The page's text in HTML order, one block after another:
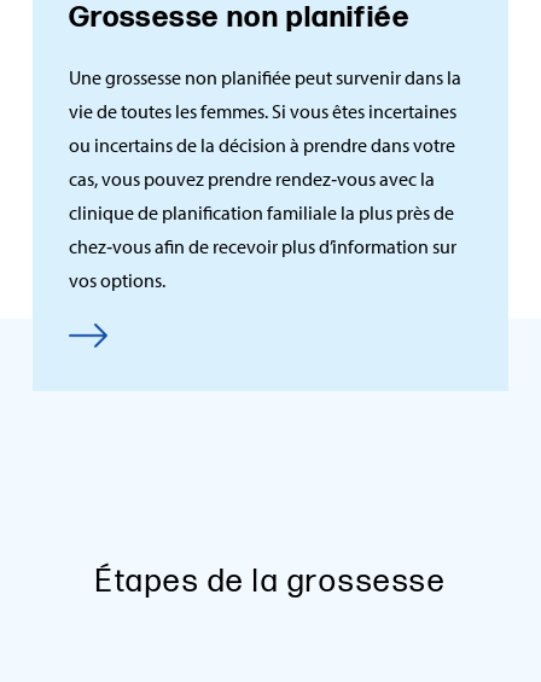
Grossesse non planifiée
Une grossesse non planifiée peut survenir dans la
vie de toutes les femmes. Si vous êtes incertaines
ou incertains de la décision à prendre dans votre
cas, vous pouvez prendre rendez‑vous avec la
clinique de planification familiale la plus près de
chez‑vous afin de recevoir plus d’information sur
vos options.
Étapes de la grossesse